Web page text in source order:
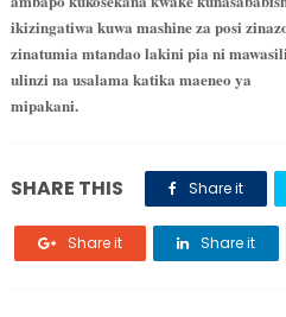
ikizingatiwa kuwa mashine za posi
zinatumia mtandao lakini pia ni
ulinzi na usalama katika maeneo ya
mipakani.
SHARE THIS Share it
Share it Share it